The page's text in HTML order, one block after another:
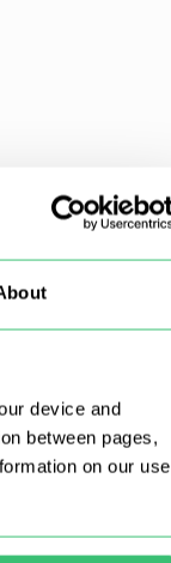
device and
between pages,
on our use